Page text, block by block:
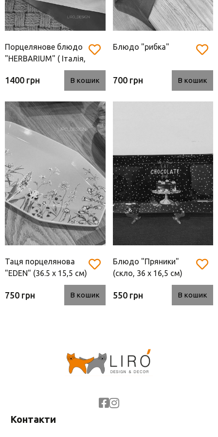
Порцелянове блюдо
"HERBARIUM" ( Італія,
1400 грн В кошик
Блюдо "рибка"
700 грн В кошик
Таця порцелянова
"EDEN" (36.5 х 15,5 см)
750 грн В кошик
Блюдо "Пряники"
(скло, 36 х 16,5 см)
550 грн В кошик
Контакти